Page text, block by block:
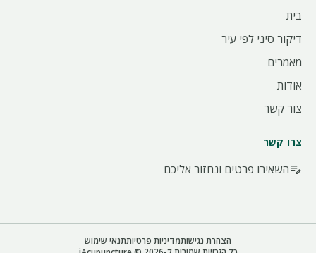
בית
דיקור סיני לפי עיר
מאמרים
אודות
צור קשר
צרו קשר
edit_noteהשאירו פרטים ונחזור אליכם
הצהרת נגישותמדיניות פרטיותתנאי שימוש